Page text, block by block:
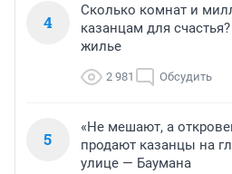
4
Сколько комнат и
казанцам для
жилье
2 981 Обсудить
5
«Не мешают, а
продают казанцы на
улице — Баумана